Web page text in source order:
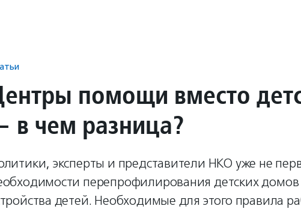
помощи вместо
в чем разница?
эксперты и представители НКО уже не
перепрофилирования детских
детей. Необходимые для этого правила